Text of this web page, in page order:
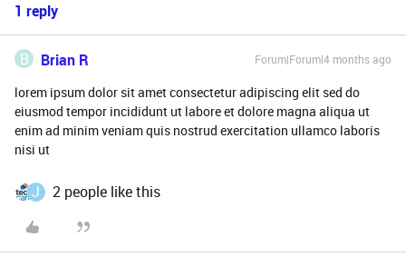
1 reply
B Brian R Forum|Forum|4 months ago
lorem ipsum dolor sit amet consectetur adipiscing elit sed do
eiusmod tempor incididunt ut labore et dolore magna aliqua ut
enim ad minim veniam quis nostrud exercitation ullamco laboris
nisi ut
J 2 people like this